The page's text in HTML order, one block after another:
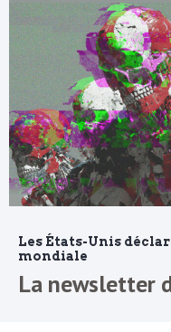
Les États-Unis
mondiale
La newsletter